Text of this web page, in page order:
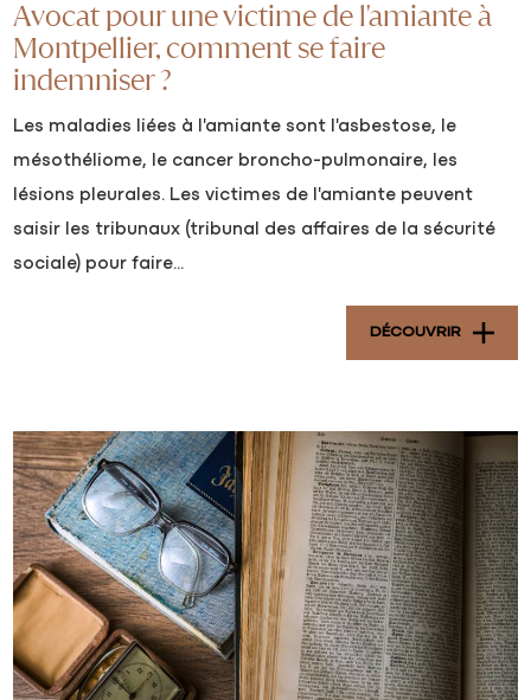
Avocat pour une victime de l'amiante à
Montpellier, comment se faire
indemniser ?
Les maladies liées à l'amiante sont l'asbestose, le
mésothéliome, le cancer broncho-pulmonaire, les
lésions pleurales. Les victimes de l'amiante peuvent
saisir les tribunaux (tribunal des affaires de la sécurité
sociale) pour faire...
DÉCOUVRIR